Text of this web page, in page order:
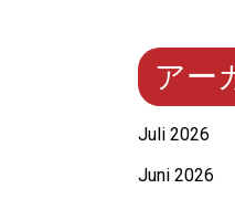
アー
Juli 2026
Juni 2026